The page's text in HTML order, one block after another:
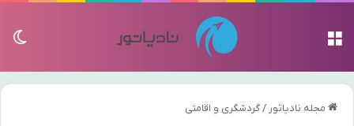
مجله نادیاتور /گردشگری و اقامتی